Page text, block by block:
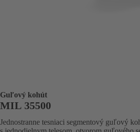
Guľový kohút
MIL 35500
Jednostranne tesniaci segmentový guľový